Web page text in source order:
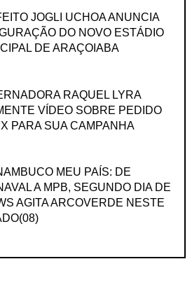
JOGLI UCHOA ANUNCIA
DO NOVO ESTÁDIO
DE ARAÇOIABA
RAQUEL LYRA
VÍDEO SOBRE PEDIDO
PARA SUA CAMPANHA
MEU PAÍS: DE
A MPB, SEGUNDO DIA DE
AGITA ARCOVERDE NESTE